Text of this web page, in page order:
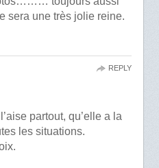
une très jolie reine.
partout, qu’elle a la
les situations.
REPLY